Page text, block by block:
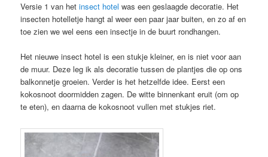
Versie 1 van hetinsect hotel was een geslaagde decoratie. Het
insecten hotelletje hangt al weer een paar jaar buiten, en zo af en
toe zien we wel eens een insectje in de buurt rondhangen.
Het nieuwe insect hotel is een stukje kleiner, en is niet voor aan
de muur. Deze leg ik als decoratie tussen de plantjes die op ons
balkonnetje groeien. Verder is het hetzelfde idee. Eerst een
kokosnoot doormidden zagen. De witte binnenkant eruit (om op
te eten), en daarna de kokosnoot vullen met stukjes riet.